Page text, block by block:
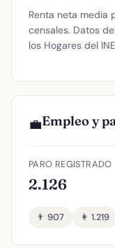
Renta neta media
censales. Datos
los Hogares del
💼Empleo y
PARO REGISTRADO
2.126
👨 907 👩 1.219